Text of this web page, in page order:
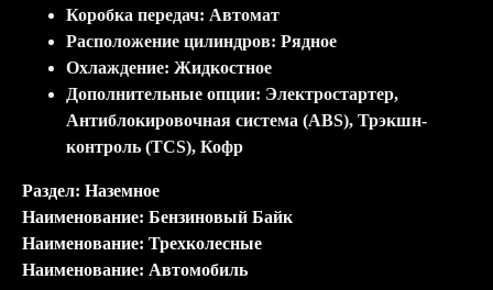
Коробка передач: Автомат
Расположение цилиндров: Рядное
Охлаждение: Жидкостное
Дополнительные опции: Электростартер,
Антиблокировочная система (ABS), Трэкшн-
контроль (TCS), Кофр
Раздел: Наземное
Наименование: Бензиновый Байк
Наименование: Трехколесные
Наименование: Автомобиль